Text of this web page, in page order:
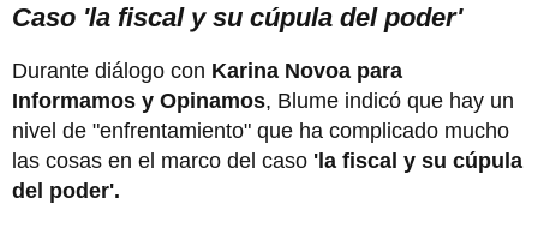
Caso 'la fiscal y su cúpula del poder'
Durante diálogo con Karina Novoa para
Informamos y Opinamos, Blume indicó que hay un
nivel de "enfrentamiento" que ha complicado mucho
las cosas en el marco del caso 'la fiscal y su cúpula
del poder'.